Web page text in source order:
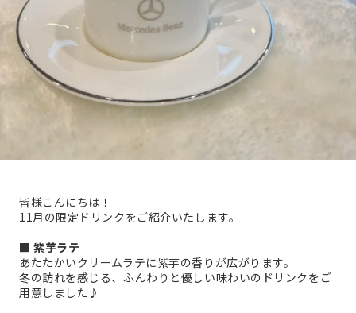
皆様こんにちは！
11月の限定ドリンクをご紹介いたします。
■紫芋ラテ
あたたかいクリームラテに紫芋の香りが広がります。
冬の訪れを感じる、ふんわりと優しい味わいのドリンクをご
用意しました♪